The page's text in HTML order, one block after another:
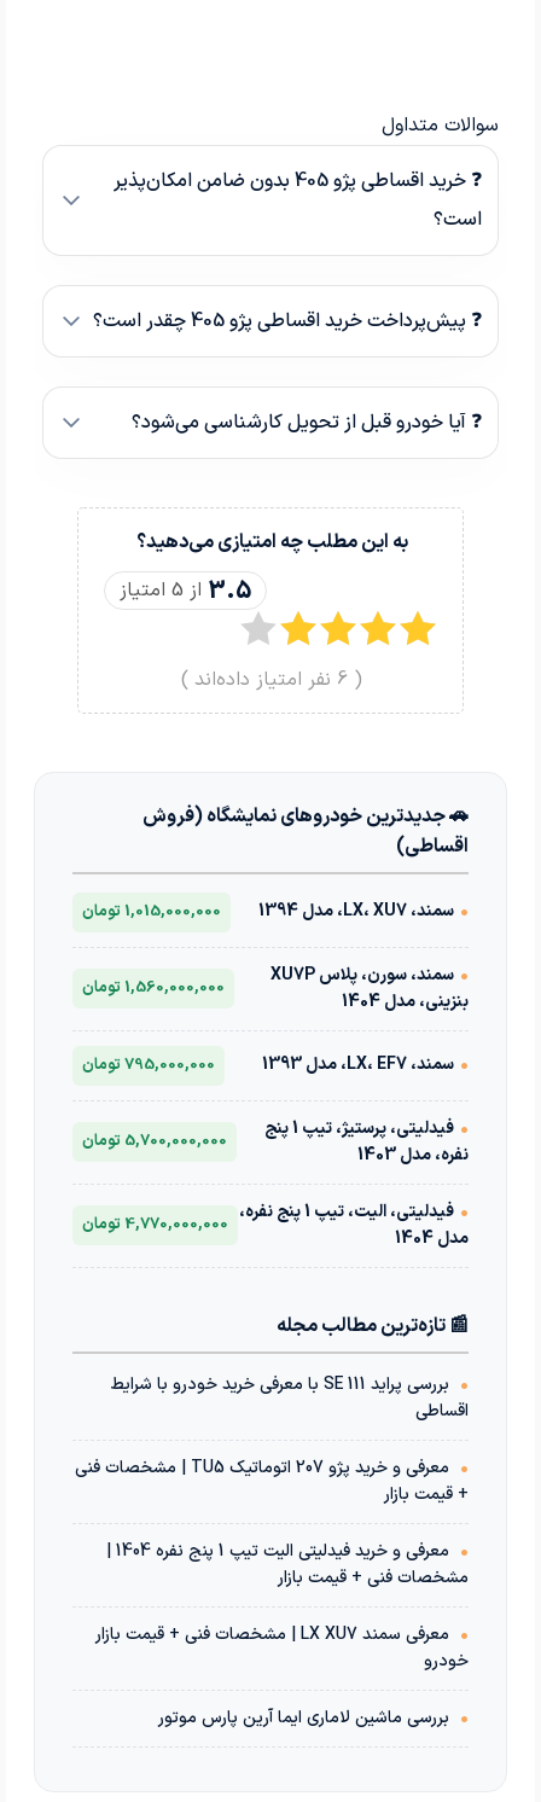
سوالات متداول
❓ خرید اقساطی پژو 405 بدون ضامن امکان‌پذیر
است؟
❓ پیش‌پرداخت خرید اقساطی پژو 405 چقدر است؟
❓ آیا خودرو قبل از تحویل کارشناسی می‌شود؟
به این مطلب چه امتیازی می‌دهید؟
3.5 از 5 امتیاز
(
6 نفر امتیاز داده‌اند )
🚗 جدیدترین خودروهای نمایشگاه (فروش
اقساطی)
• سمند، LX، XU7، مدل 1394 1,015,000,000 تومان
•
سمند، سورن، پلاس XU7P
بنزینی، مدل 1404
1,560,000,000 تومان
• سمند، LX، EF7، مدل 1393 795,000,000 تومان
•
فیدلیتی، پرستیژ، تیپ 1 پنج
نفره، مدل 1403
5,700,000,000 تومان
•
فیدلیتی، الیت، تیپ 1 پنج نفره،
مدل 1404
4,770,000,000 تومان
📰 تازه‌ترین مطالب مجله
•
بررسی پراید 111 SE با معرفی خرید خودرو با شرایط
اقساطی
•
معرفی و خرید پژو 207 اتوماتیک TU5 | مشخصات فنی
+ قیمت بازار
•
معرفی و خرید فیدلیتی الیت تیپ 1 پنج نفره 1404 |
مشخصات فنی + قیمت بازار
•
معرفی سمند LX XU7 | مشخصات فنی + قیمت بازار
خودرو
• بررسی ماشین لاماری ایما آرین پارس موتور